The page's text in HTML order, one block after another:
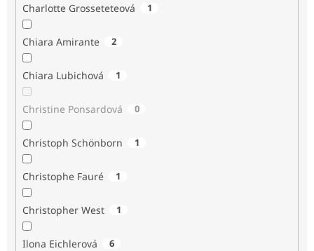
Charlotte Grosseteteová 1
Chiara Amirante 2
Chiara Lubichová 1
Christine Ponsardová 0
Christoph Schönborn 1
Christophe Fauré 1
Christopher West 1
Ilona Eichlerová 6